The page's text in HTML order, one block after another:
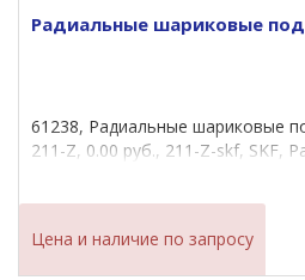
Радиальные шариковые
61238, Радиальные шариковые
211-Z, 0.00 руб., 211-Z-skf, SKF,
Цена и наличие по запросу